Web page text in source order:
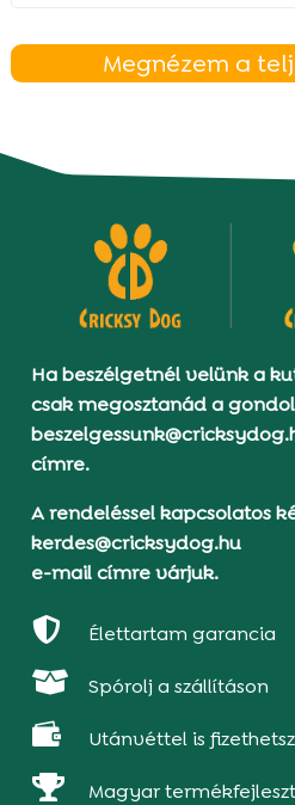
Megnézem a
Ha beszélgetnél velünk a
csak megosztanád a
címre.
A rendeléssel kapcsolatos
kerdes@cricksydog.hu
e-mail címre várjuk.
 Élettartam garancia
 Spórolj a szállításon
 Utánvéttel is fizethetsz
 Magyar